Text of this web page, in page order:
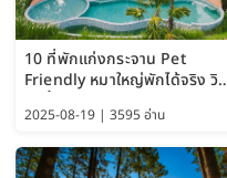
10 ที่พักแก่งกระจาน Pet
Friendly หมาใหญ่พักได้จริง วิว
2025-08-19 | 3595 อ่าน